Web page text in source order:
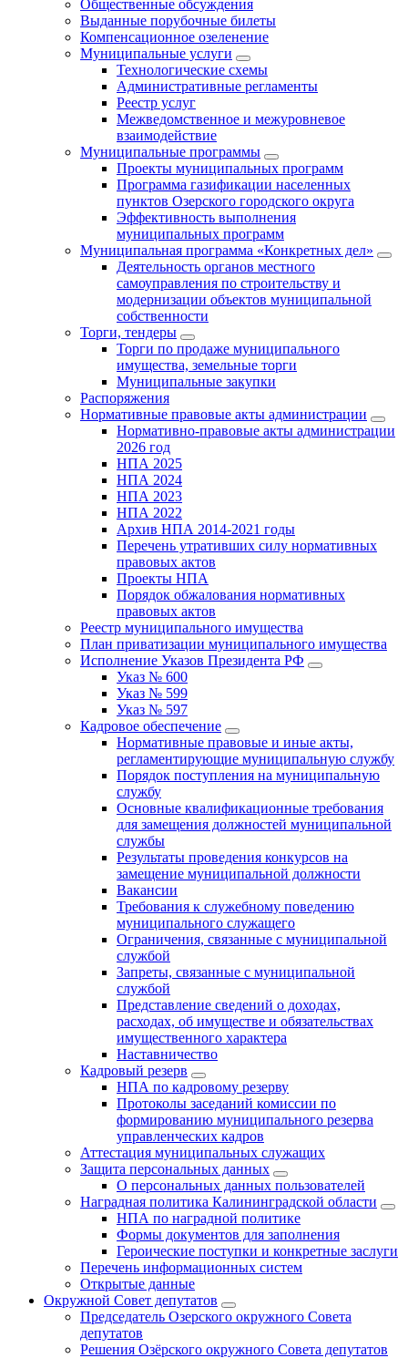
Общественные обсуждения
Выданные порубочные билеты
Компенсационное озеленение
Муниципальные услуги
Технологические схемы
Административные регламенты
Реестр услуг
Межведомственное и межуровневое
взаимодействие
Муниципальные программы
Проекты муниципальных программ
Программа газификации населенных
пунктов Озерского городского округа
Эффективность выполнения
муниципальных программ
Муниципальная программа «Конкретных дел»
Деятельность органов местного
самоуправления по строительству и
модернизации объектов муниципальной
собственности
Торги, тендеры
Торги по продаже муниципального
имущества, земельные торги
Муниципальные закупки
Распоряжения
Нормативные правовые акты администрации
Нормативно-правовые акты администрации
2026 год
НПА 2025
НПА 2024
НПА 2023
НПА 2022
Архив НПА 2014-2021 годы
Перечень утративших силу нормативных
правовых актов
Проекты НПА
Порядок обжалования нормативных
правовых актов
Реестр муниципального имущества
План приватизации муниципального имущества
Исполнение Указов Президента РФ
Указ № 600
Указ № 599
Указ № 597
Кадровое обеспечение
Нормативные правовые и иные акты,
регламентирующие муниципальную службу
Порядок поступления на муниципальную
службу
Основные квалификационные требования
для замещения должностей муниципальной
службы
Результаты проведения конкурсов на
замещение муниципальной должности
Вакансии
Требования к служебному поведению
муниципального служащего
Ограничения, связанные с муниципальной
службой
Запреты, связанные с муниципальной
службой
Представление сведений о доходах,
расходах, об имуществе и обязательствах
имущественного характера
Наставничество
Кадровый резерв
НПА по кадровому резерву
Протоколы заседаний комиссии по
формированию муниципального резерва
управленческих кадров
Аттестация муниципальных служащих
Защита персональных данных
О персональных данных пользователей
Наградная политика Калининградской области
НПА по наградной политике
Формы документов для заполнения
Героические поступки и конкретные заслуги
Перечень информационных систем
Открытые данные
Окружной Совет депутатов
Председатель Озерского окружного Совета
депутатов
Решения Озёрского окружного Совета депутатов